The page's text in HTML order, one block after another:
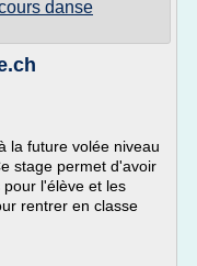
danse
la future volée niveau
stage permet d'avoir
l'élève et les
rentrer en classe